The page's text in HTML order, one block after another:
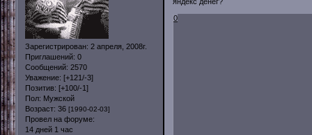
Зарегистрирован: 2 апреля, 2008г.
Приглашений: 0
Сообщений: 2570
Уважение: [+121/-3]
Позитив: [+100/-1]
Пол: Мужской
Возраст: 36 [1990-02-03]
Провел на форуме:
14 дней 1 час
0